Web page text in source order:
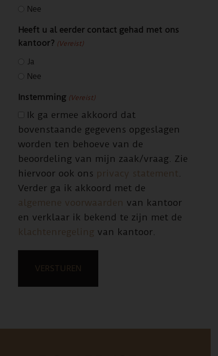
Nee
Heeft u al eerder contact gehad met ons
kantoor? (Vereist)
Ja
Nee
Instemming (Vereist)
Ik ga ermee akkoord dat
bovenstaande gegevens opgeslagen
worden ten behoeve van de
beoordeling van mijn zaak/vraag. Zie
hiervoor ook ons privacy statement.
Verder ga ik akkoord met de
algemene voorwaarden van kantoor
en verklaar ik bekend te zijn met de
klachtenregeling van kantoor.